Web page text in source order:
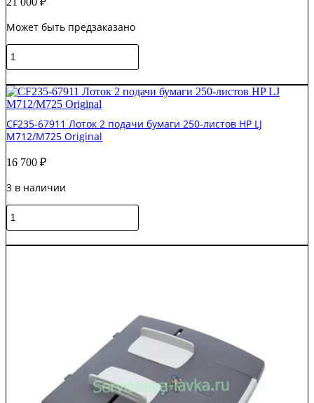
Может быть предзаказано
Количество
товара
9726-
000CN
Кассета
500-
листов
LJ
Original
CF235-67911 Лоток 2 подачи бумаги 250-листов HP LJ
M712/M725 Original
16 700 ₽
3 в наличии
Количество
товара
67911